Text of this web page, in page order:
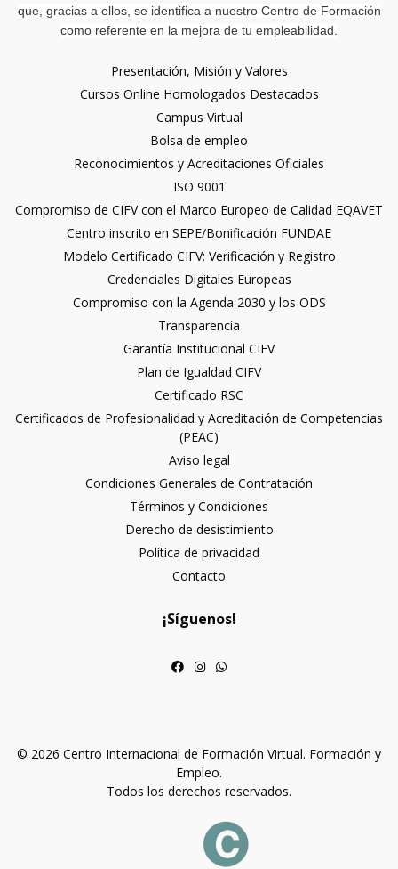
que, gracias a ellos, se identifica a nuestro Centro de Formación
como referente en la mejora de tu empleabilidad.
Presentación, Misión y Valores
Cursos Online Homologados Destacados
Campus Virtual
Bolsa de empleo
Reconocimientos y Acreditaciones Oficiales
ISO 9001
Compromiso de CIFV con el Marco Europeo de Calidad EQAVET
Centro inscrito en SEPE/Bonificación FUNDAE
Modelo Certificado CIFV: Verificación y Registro
Credenciales Digitales Europeas
Compromiso con la Agenda 2030 y los ODS
Transparencia
Garantía Institucional CIFV
Plan de Igualdad CIFV
Certificado RSC
Certificados de Profesionalidad y Acreditación de Competencias
(PEAC)
Aviso legal
Condiciones Generales de Contratación
Términos y Condiciones
Derecho de desistimiento
Política de privacidad
Contacto
¡Síguenos!
© 2026 Centro Internacional de Formación Virtual. Formación y
Empleo.
Todos los derechos reservados.